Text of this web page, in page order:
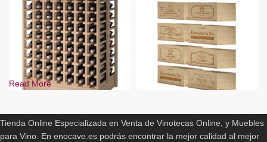
BLANCO
PINO
260,00€
Read More
Tienda Online Especializada en Venta de Vinotecas Online, y Muebles
para Vino. En enocave.es podrás encontrar la mejor calidad al mejor